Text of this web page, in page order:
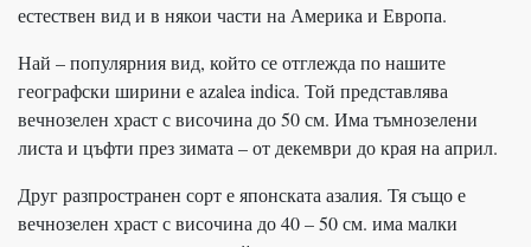
естествен вид и в някои части на Америка и Европа.
Най – популярния вид, който се отглежда по нашите
географски ширини е azalea indica. Той представлява
вечнозелен храст с височина до 50 см. Има тъмнозелени
листа и цъфти през зимата – от декември до края на април.
Друг разпространен сорт е японската азалия. Тя също е
вечнозелен храст с височина до 40 – 50 см. има малки